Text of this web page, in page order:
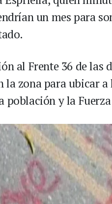
un mes para
al Frente 36 de las
zona para ubicar a
población y la